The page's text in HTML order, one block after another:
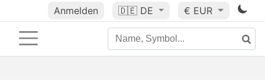
Anmelden 🇩🇪 DE € EUR